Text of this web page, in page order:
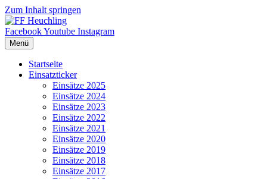
Zum Inhalt springen
FacebookYoutube Instagram
Menü
Startseite
Einsatzticker
Einsätze 2025
Einsätze 2024
Einsätze 2023
Einsätze 2022
Einsätze 2021
Einsätze 2020
Einsätze 2019
Einsätze 2018
Einsätze 2017